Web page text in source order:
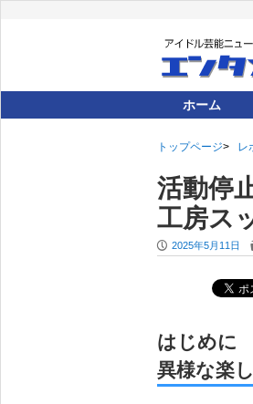
ホーム
トップページ レ
活動停
工房ス
P 2025年5月11日
はじめに
異様な楽